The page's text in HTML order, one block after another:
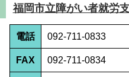
福岡市立障がい者就労
電話 092-711-0833
FAX 092-711-0834